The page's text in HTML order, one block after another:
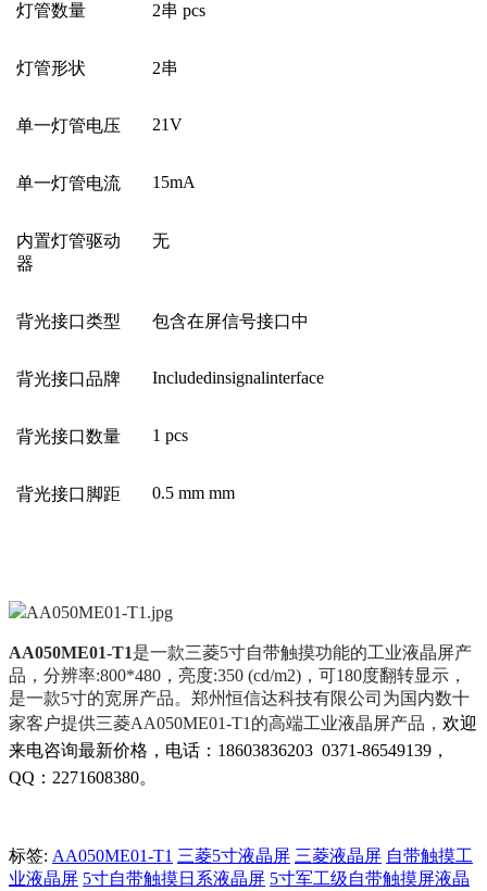
灯管数量 2串 pcs
灯管形状 2串
单一灯管电压 21V
单一灯管电流 15mA
内置灯管驱动
器
无
背光接口类型 包含在屏信号接口中
背光接口品牌 Includedinsignalinterface
背光接口数量 1 pcs
背光接口脚距 0.5 mm mm
AA050ME01-T1是一款三菱5寸自带触摸功能的工业液晶屏产
品，分辨率:800*480，亮度:350 (cd/m2)，可180度翻转显示，
是一款5寸的宽屏产品。郑州恒信达科技有限公司为国内数十
家客户提供三菱AA050ME01-T1的高端工业液晶屏产品， 欢迎
来电咨询最新价格，电话：18603836203 0371-86549139，
QQ：2271608380。
标签: AA050ME01-T1 三菱5寸液晶屏 三菱液晶屏 自带触摸工
业液晶屏 5寸自带触摸日系液晶屏 5寸军工级自带触摸屏液晶